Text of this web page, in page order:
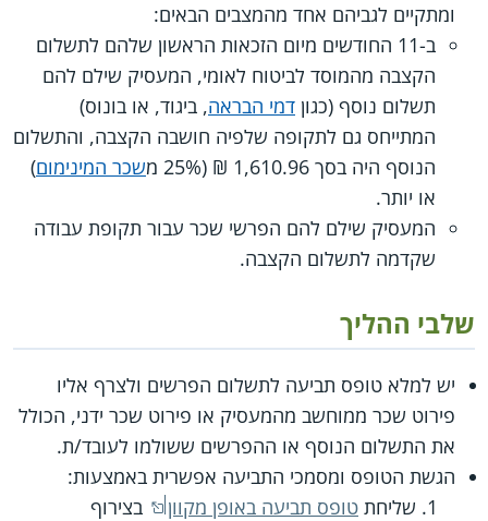
ומתקיים לגביהם אחד מהמצבים הבאים:
ב-11 החודשים מיום הזכאות הראשון שלהם לתשלום
הקצבה מהמוסד לביטוח לאומי, המעסיק שילם להם
תשלום נוסף (כגון דמי הבראה, ביגוד, או בונוס)
המתייחס גם לתקופה שלפיה חושבה הקצבה, והתשלום
הנוסף היה בסך 1,610.96 ₪ (25% מ
שכר המינימום)
או יותר.
המעסיק שילם להם הפרשי שכר עבור תקופת עבודה
שקדמה לתשלום הקצבה.
שלבי ההליך
יש למלא טופס תביעה לתשלום הפרשים ולצרף אליו
פירוט שכר ממוחשב מהמעסיק או פירוט שכר ידני, הכולל
את התשלום הנוסף או ההפרשים ששולמו לעובד/ת.
הגשת הטופס ומסמכי התביעה אפשרית באמצעות:
שליחת טופס תביעה באופן מקוון
בצירוף